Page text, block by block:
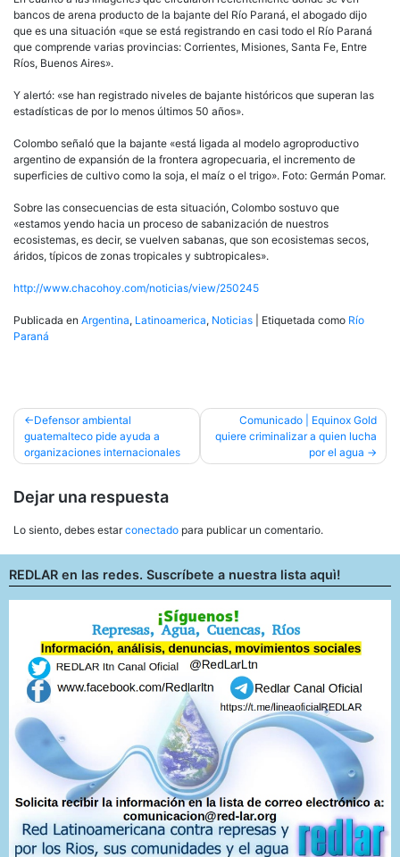
bancos de arena producto de la bajante del Río Paraná, el abogado dijo
que es una situación «que se está registrando en casi todo el Río Paraná
que comprende varias provincias: Corrientes, Misiones, Santa Fe, Entre
Ríos, Buenos Aires».
Y alertó: «se han registrado niveles de bajante históricos que superan las
estadísticas de por lo menos últimos 50 años».
Colombo señaló que la bajante «está ligada al modelo agroproductivo
argentino de expansión de la frontera agropecuaria, el incremento de
superficies de cultivo como la soja, el maíz o el trigo». Foto: Germán Pomar.
Sobre las consecuencias de esta situación, Colombo sostuvo que
«estamos yendo hacia un proceso de sabanización de nuestros
ecosistemas, es decir, se vuelven sabanas, que son ecosistemas secos,
áridos, típicos de zonas tropicales y subtropicales».
http://www.chacohoy.com/noticias/view/250245
Publicada en Argentina, Latinoamerica, Noticias Etiquetada como Río
Paraná
Navegación
de
Defensor ambiental
guatemalteco pide ayuda a
organizaciones internacionales
Comunicado | Equinox Gold
quiere criminalizar a quien lucha
por el agua
Dejar una respuesta
Lo siento, debes estarconectado para publicar un comentario.
REDLAR en las redes. Suscríbete a nuestra lista aquì!